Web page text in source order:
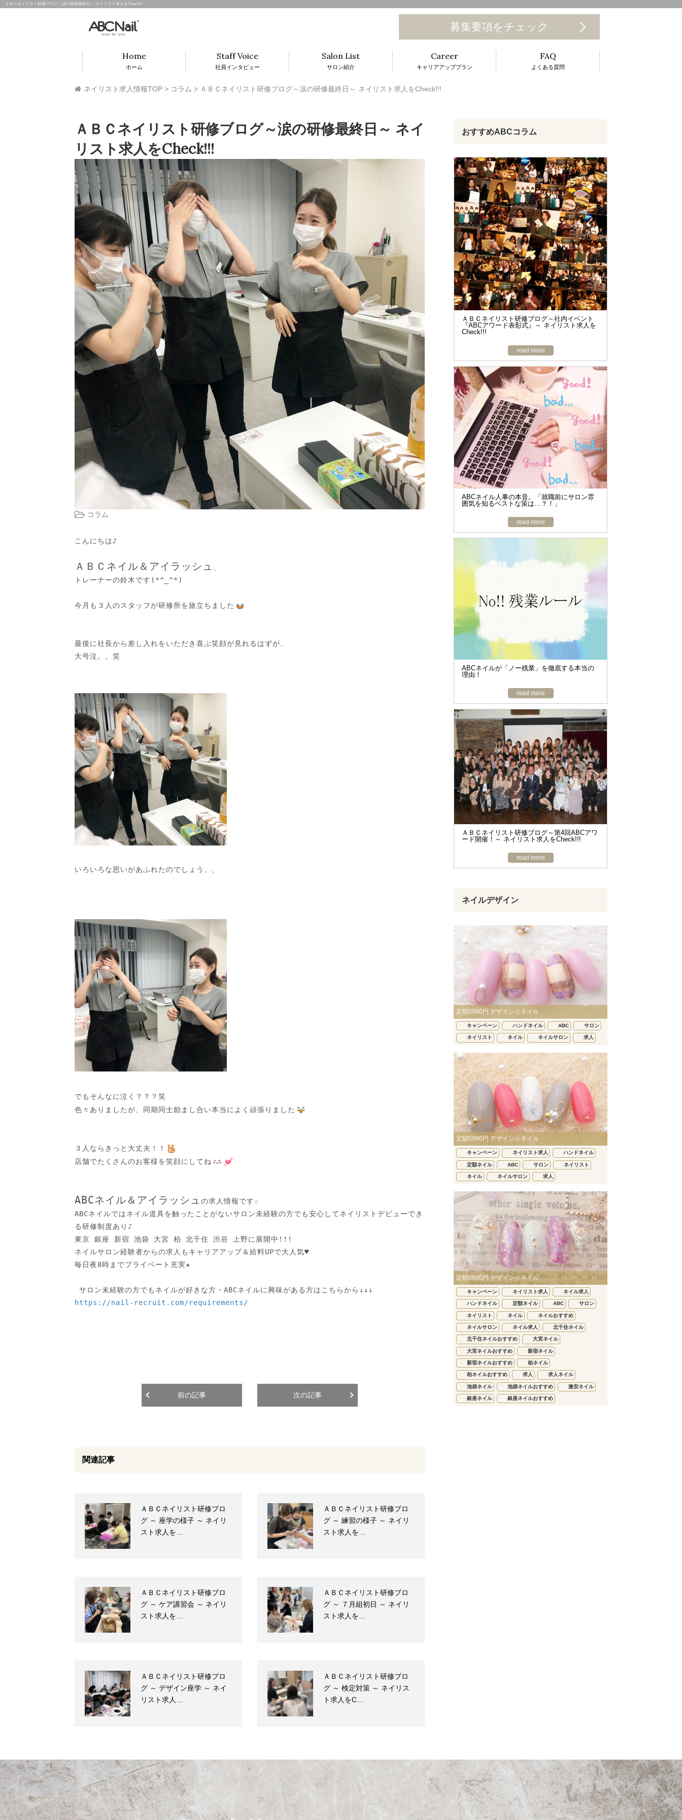
ＡＢＣネイリスト研修ブログ～涙の研修最終日～ ネイリスト求人をCheck!!!
T
o
g
g
g
a
n
募集要項をチェック
Home
ホーム
Staff Voice
社員インタビュー
Salon List
サロン紹介
Career
キャリアアッププラン
FAQ
よくある質問
ネイリスト求人情報TOP > コラム > ＡＢＣネイリスト研修ブログ～涙の研修最終日～ ネイリスト求人をCheck!!!
ＡＢＣネイリスト研修ブログ～涙の研修最終日～ ネイ
リスト求人をCheck!!!
コラム
こんにちは♪
ＡＢＣネイル＆アイラッシュ
トレーナーの鈴木です(*^_^*)
今月も３人のスタッフが研修所を旅立ちました
最後に社長から差し入れをいただき喜ぶ笑顔が見れるはずが、
大号泣。。笑
いろいろな思いがあふれたのでしょう、、
でもそんなに泣く？？？笑
色々ありましたが、同期同士励まし合い本当によく頑張りました
３人ならきっと大丈夫！！
店舗でたくさんのお客様を笑顔にしてね
ABCネイル＆アイラッシュ の求人情報です☆
ABCネイルではネイル道具を触ったことがないサロン未経験の方でも安心してネイリストデビューでき
る研修制度あり♪
東京 銀座 新宿 池袋 大宮 柏 北千住 渋谷 上野に展開中!!!
ネイルサロン経験者からの求人もキャリアアップ＆給料UPで大人気♥
毎日夜8時までプライベート充実★
https://nail-recruit.com/requirements/
前の記事 次の記事
関連記事
ＡＢＣネイリスト研修ブロ
グ ～ 座学の様子 ～ ネイリ
スト求人を…
ＡＢＣネイリスト研修ブロ
グ ～ 練習の様子 ～ ネイリ
スト求人を…
ＡＢＣネイリスト研修ブロ
グ ～ ケア講習会 ～ ネイリ
スト求人を…
ＡＢＣネイリスト研修ブロ
グ ～ ７月組初日 ～ ネイリ
スト求人を…
ＡＢＣネイリスト研修ブロ
グ ～ デザイン座学 ～ ネイ
リスト求人…
ＡＢＣネイリスト研修ブロ
グ ～ 検定対策 ～ ネイリス
ト求人をC…
おすすめABCコラム
ＡＢＣネイリスト研修ブログ～社内イベント
『ABCアワード表彰式』～ ネイリスト求人を
Check!!!
read more
ABCネイル人事の本音。「就職前にサロン雰
囲気を知るベストな策は…？！」
read more
ABCネイルが「ノー残業」を徹底する本当の
理由！
read more
ＡＢＣネイリスト研修ブログ～第4回ABCアワ
ード開催！～ ネイリスト求人をCheck!!!
read more
ネイルデザイン
定額5980円 デザイン☆ネイル
キャンペーン ハンドネイル ABC サロン
ネイリスト ネイル ネイルサロン 求人
定額5980円 デザイン☆ネイル
キャンペーン ネイリスト求人 ハンドネイル
定額ネイル ABC サロン ネイリスト
ネイル ネイルサロン 求人
定額5980円 デザイン☆ネイル
キャンペーン ネイリスト求人 ネイル求人
ハンドネイル 定額ネイル ABC サロン
ネイリスト ネイル ネイルおすすめ
ネイルサロン ネイル求人 北千住ネイル
北千住ネイルおすすめ 大宮ネイル
大宮ネイルおすすめ 新宿ネイル
新宿ネイルおすすめ 柏ネイル
柏ネイルおすすめ 求人 求人ネイル
池袋ネイル 池袋ネイルおすすめ 激安ネイル
銀座ネイル 銀座ネイルおすすめ